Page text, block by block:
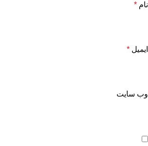
نام *
ایمیل *
وب‌ سایت